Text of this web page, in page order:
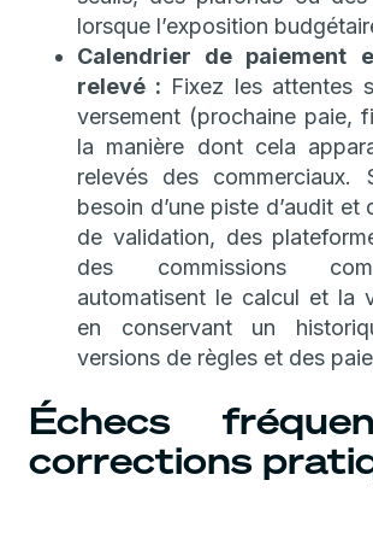
lorsque l’exposition
Calendrier de paiement
relevé : Fixez les attentes
versement (prochaine paie,
la manière dont cela
relevés des commerciaux.
besoin d’une piste d’audit et
de validation, des
des commissions
automatisent le calcul et la
en conservant un
versions de règles et des
Échecs
corrections